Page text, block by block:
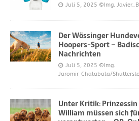
Juli 5, 2025 ©Img.
Der Wössinger
Hoopers-Sport –
Nachrichten
Juli 5, 2025 ©Img.
Jaromir_Chalabala/
Unter Kritik:
William müssen sich